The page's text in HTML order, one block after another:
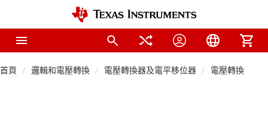
首頁 邏輯和電壓轉換 電壓轉換器及電平移位器 電壓轉換器